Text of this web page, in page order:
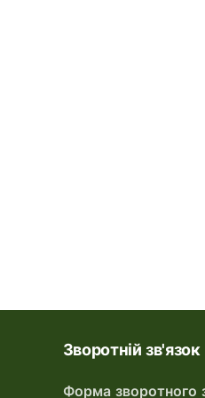
Зворотній зв'язок
Форма зворотного